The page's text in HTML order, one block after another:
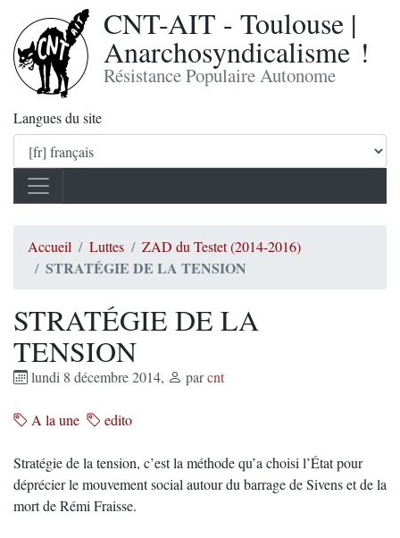
CNT-AIT - Toulouse |
Anarchosyndicalisme !
Résistance Populaire Autonome
Langues du site
Accueil Luttes ZAD du Testet (2014-2016)
STRATÉGIE DE LA TENSION
STRATÉGIE DE LA
TENSION
lundi 8 décembre 2014, parcnt
A la une edito
Stratégie de la tension, c’est la méthode qu’a choisi l’État pour
déprécier le mouvement social autour du barrage de Sivens et de la
mort de Rémi Fraisse.